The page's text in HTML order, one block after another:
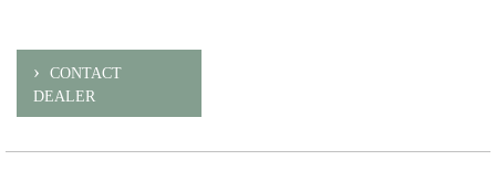
CONTACT
DEALER